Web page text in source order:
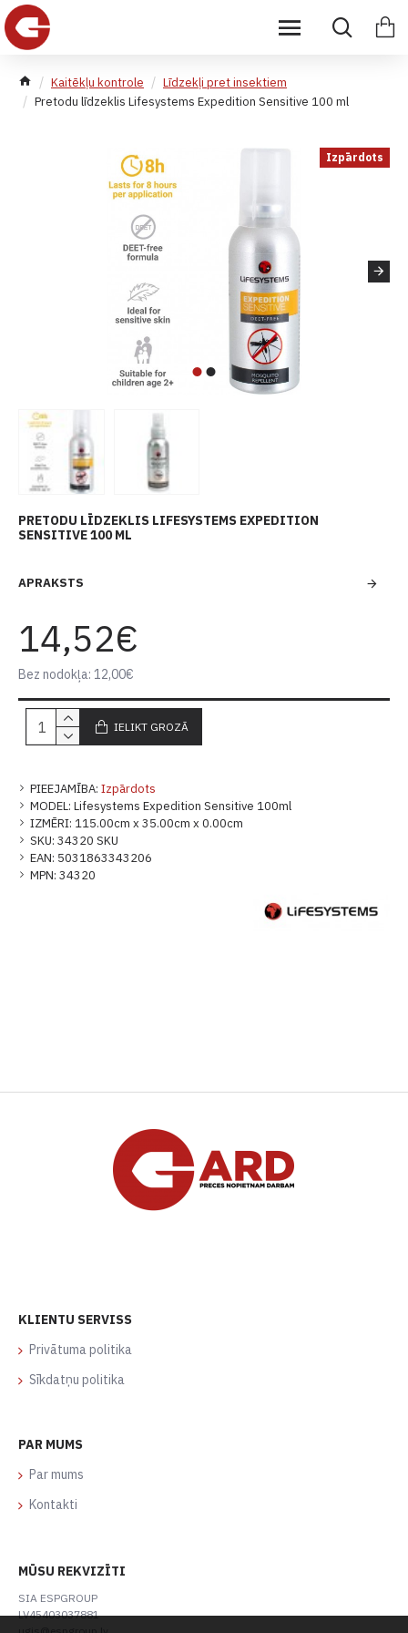
Kaitēkļu kontrole
Līdzekļi pret insektiem
Pretodu līdzeklis Lifesystems Expedition Sensitive 100 ml
Izpārdots
PRETODU LĪDZEKLIS LIFESYSTEMS EXPEDITION
SENSITIVE 100 ML
APRAKSTS
PIEEJAMĪBA: Izpārdots
MODEL: Lifesystems Expedition Sensitive 100ml
IZMĒRI: 115.00cm x 35.00cm x 0.00cm
SKU: 34320 SKU
EAN: 5031863343206
MPN: 34320
14,52€
Bez nodokļa: 12,00€
IELIKT GROZĀ
KLIENTU SERVISS
Privātuma politika
Sīkdatņu politika
PAR MUMS
Par mums
Kontakti
MŪSU REKVIZĪTI
SIA ESPGROUP
LV45403037881